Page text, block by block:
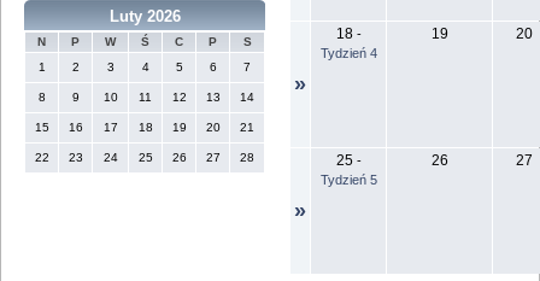
Luty 2026
N P W Ś C P
S
1
2 3 4 5 6 7
8 9 10 11 12 13 14
15 16 17 18 19 20 21
22 23 24 25 26 27 28
»
18-
Tydzień 4
19 20
»
25-
Tydzień 5
26 27